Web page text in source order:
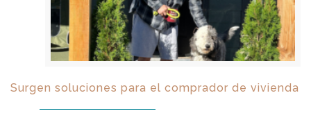
Surgen soluciones para el comprador de vivienda